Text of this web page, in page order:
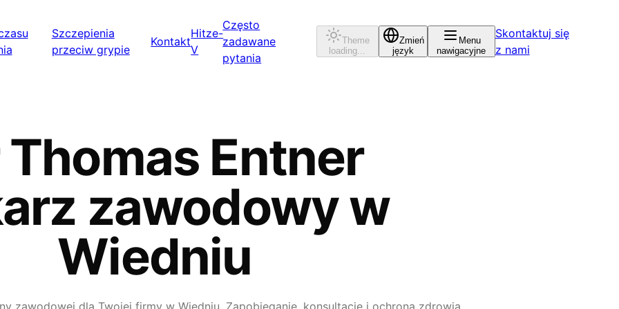
Szczepienia
przeciw grypie
Kontakt
Hitze-
V
Często
zadawane
pytania
Theme
loading...
Zmień
język
Menu
nawigacyjne
Skontaktuj się
z nami
Thomas Entner
zawodowy w
Wiedniu
zawodowej dla Twojej firmy w Wiedniu. Zapobieganie, konsultacje i ochrona zdrowia